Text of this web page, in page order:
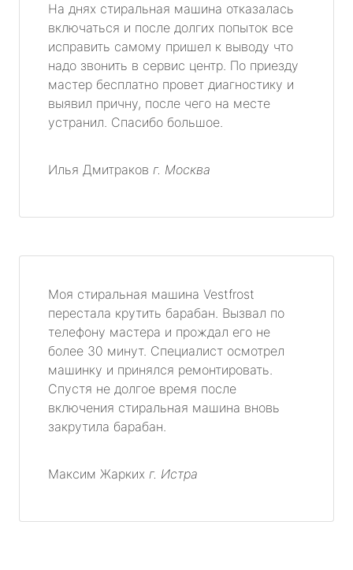
На днях стиральная машина отказалась
включаться и после долгих попыток все
исправить самому пришел к выводу что
надо звонить в сервис центр. По приезду
мастер бесплатно провет диагностику и
выявил причну, после чего на месте
устранил. Спасибо большое.
Илья Дмитраков г. Москва
Моя стиральная машина Vestfrost
перестала крутить барабан. Вызвал по
телефону мастера и прождал его не
более 30 минут. Специалист осмотрел
машинку и принялся ремонтировать.
Спустя не долгое время после
включения стиральная машина вновь
закрутила барабан.
Максим Жарких г. Истра